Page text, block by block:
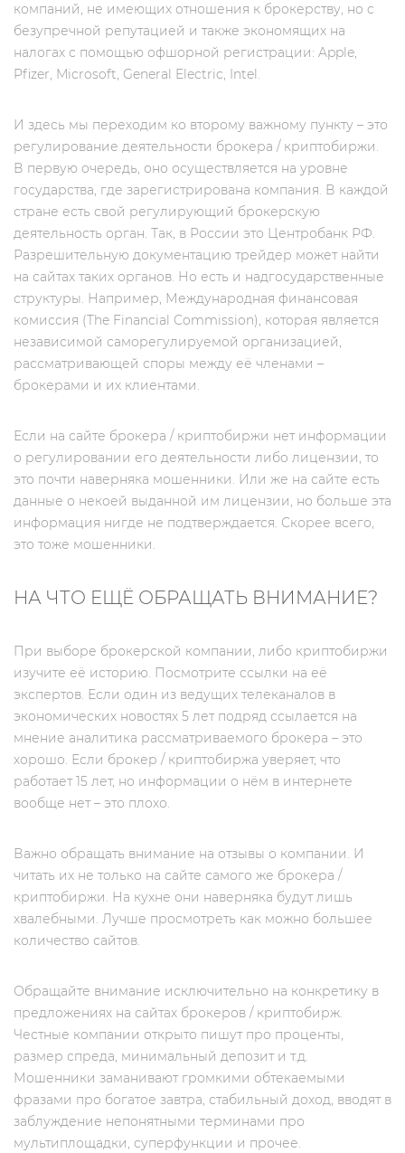
компаний, не имеющих отношения к брокерству, но c
безупречной репутацией и также экономящих на
налогах с помощью офшорной регистрации: Apple,
Pfizer, Microsoft, General Electric, Intel.
И здесь мы переходим ко второму важному пункту – это
регулирование деятельности брокера / криптобиржи.
В первую очередь, оно осуществляется на уровне
государства, где зарегистрирована компания. В каждой
стране есть свой регулирующий брокерскую
деятельность орган. Так, в России это Центробанк РФ.
Разрешительную документацию трейдер может найти
на сайтах таких органов. Но есть и надгосударственные
структуры. Например, Международная финансовая
комиссия (The Financial Commission), которая является
независимой саморегулируемой организацией,
рассматривающей споры между её членами –
брокерами и их клиентами.
Если на сайте брокера / криптобиржи нет информации
о регулировании его деятельности либо лицензии, то
это почти наверняка мошенники. Или же на сайте есть
данные о некоей выданной им лицензии, но больше эта
информация нигде не подтверждается. Скорее всего,
это тоже мошенники.
НА ЧТО ЕЩЁ ОБРАЩАТЬ ВНИМАНИЕ?
При выборе брокерской компании, либо криптобиржи
изучите её историю. Посмотрите ссылки на её
экспертов. Если один из ведущих телеканалов в
экономических новостях 5 лет подряд ссылается на
мнение аналитика рассматриваемого брокера – это
хорошо. Если брокер / криптобиржа уверяет, что
работает 15 лет, но информации о нём в интернете
вообще нет – это плохо.
Важно обращать внимание на отзывы о компании. И
читать их не только на сайте самого же брокера /
криптобиржи. На кухне они наверняка будут лишь
хвалебными. Лучше просмотреть как можно большее
количество сайтов.
Обращайте внимание исключительно на конкретику в
предложениях на сайтах брокеров / криптобирж.
Честные компании открыто пишут про проценты,
размер спреда, минимальный депозит и т.д.
Мошенники заманивают громкими обтекаемыми
фразами про богатое завтра, стабильный доход, вводят в
заблуждение непонятными терминами про
мультиплощадки, суперфункции и прочее.